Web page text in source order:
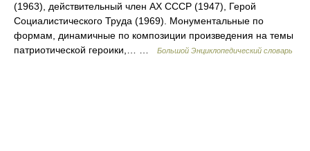
(1963), действительный член АХ СССР (1947), Герой
Социалистического Труда (1969). Монументальные по
формам, динамичные по композиции произведения на темы
патриотической героики,… …
Большой Энциклопедический словарь